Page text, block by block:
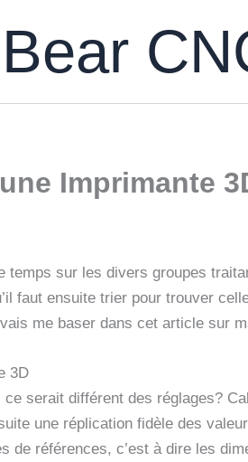
Imprimante
temps sur les divers groupes
faut ensuite trier pour trouver
me baser dans cet article sur
3D
ce serait différent des réglages?
une réplication fidèle des
de références, c’est à dire les